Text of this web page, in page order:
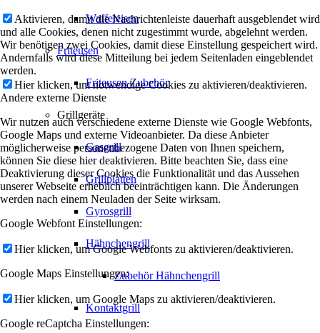
Waffeleisen
Friteusen
Friteusen Zubehör
Grillgeräte
Gasgrill
Grillplatten
Gyrosgrill
Hähnchengrill
Zubehör Hähnchengrill
Kontaktgrill
Aktivieren, damit die Nachrichtenleiste dauerhaft ausgeblendet wird
und alle Cookies, denen nicht zugestimmt wurde, abgelehnt werden.
Wir benötigen zwei Cookies, damit diese Einstellung gespeichert wird.
Andernfalls wird diese Mitteilung bei jedem Seitenladen eingeblendet
werden.
Hier klicken, um notwendige Cookies zu aktivieren/deaktivieren.
Andere externe Dienste
Wir nutzen auch verschiedene externe Dienste wie Google Webfonts,
Google Maps und externe Videoanbieter. Da diese Anbieter
möglicherweise personenbezogene Daten von Ihnen speichern,
können Sie diese hier deaktivieren. Bitte beachten Sie, dass eine
Deaktivierung dieser Cookies die Funktionalität und das Aussehen
unserer Webseite erheblich beeinträchtigen kann. Die Änderungen
werden nach einem Neuladen der Seite wirksam.
Google Webfont Einstellungen:
Hier klicken, um Google Webfonts zu aktivieren/deaktivieren.
Google Maps Einstellungen:
Hier klicken, um Google Maps zu aktivieren/deaktivieren.
Google reCaptcha Einstellungen: